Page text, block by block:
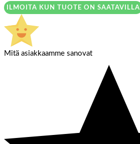
ILMOITA KUN TUOTE ON SAATAVILLA
Mitä asiakkaamme sanovat